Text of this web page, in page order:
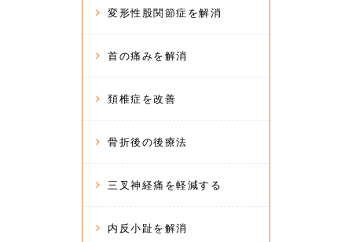
変形性股関節症を解消
首の痛みを解消
頚椎症を改善
骨折後の後療法
三叉神経痛を軽減する
内反小趾を解消